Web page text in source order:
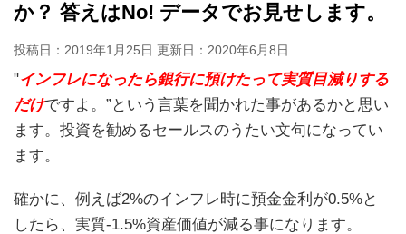
か？ 答えはNo! データでお見せします。
投稿日：2019年1月25日 更新日： 2020年6月8日
"インフレになったら銀行に預けたって実質目減りする
だけですよ。”という言葉を聞かれた事があるかと思い
ます。投資を勧めるセールスのうたい文句になってい
ます。
確かに、例えば2%のインフレ時に預金金利が0.5%と
したら、実質-1.5%資産価値が減る事になります。